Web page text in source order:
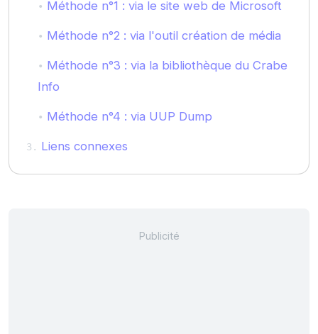
Méthode n°1 : via le site web de Microsoft
Méthode n°2 : via l'outil création de média
Méthode n°3 : via la bibliothèque du Crabe
Info
Méthode n°4 : via UUP Dump
Liens connexes